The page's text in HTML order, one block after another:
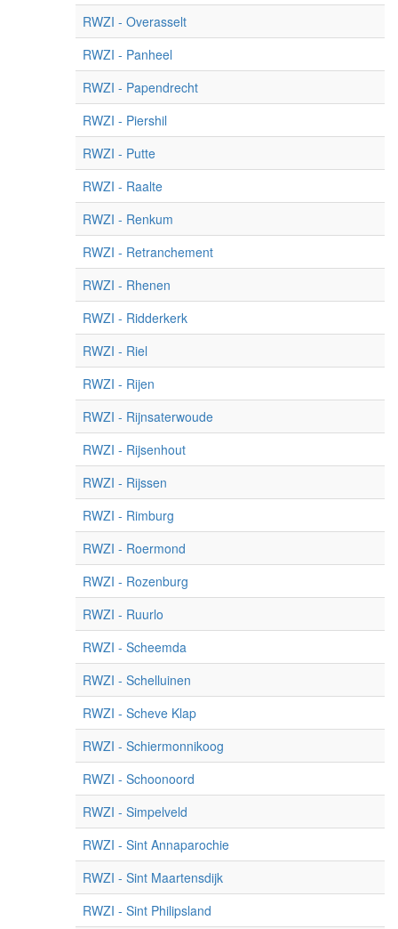
RWZI - Overasselt
RWZI - Panheel
RWZI - Papendrecht
RWZI - Piershil
RWZI - Putte
RWZI - Raalte
RWZI - Renkum
RWZI - Retranchement
RWZI - Rhenen
RWZI - Ridderkerk
RWZI - Riel
RWZI - Rijen
RWZI - Rijnsaterwoude
RWZI - Rijsenhout
RWZI - Rijssen
RWZI - Rimburg
RWZI - Roermond
RWZI - Rozenburg
RWZI - Ruurlo
RWZI - Scheemda
RWZI - Schelluinen
RWZI - Scheve Klap
RWZI - Schiermonnikoog
RWZI - Schoonoord
RWZI - Simpelveld
RWZI - Sint Annaparochie
RWZI - Sint Maartensdijk
RWZI - Sint Philipsland